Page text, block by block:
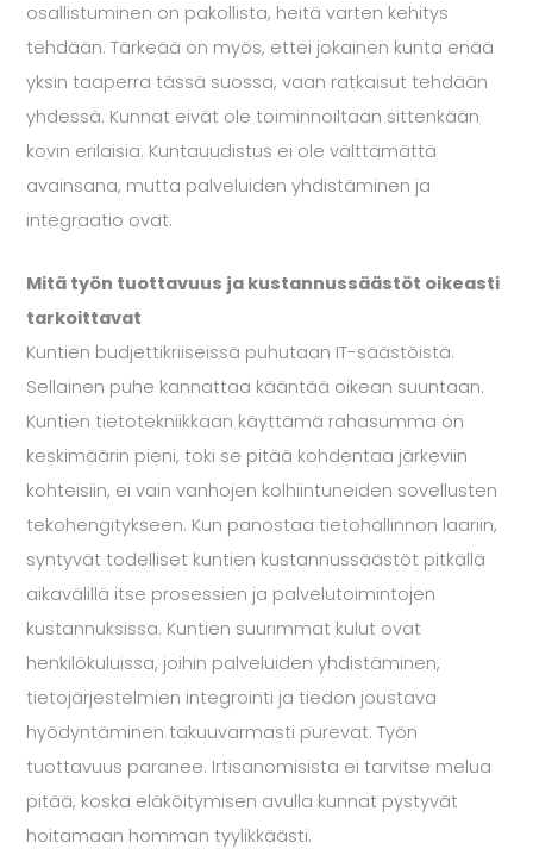
osallistuminen on pakollista, heitä varten kehitys
tehdään. Tärkeää on myös, ettei jokainen kunta enää
yksin taaperra tässä suossa, vaan ratkaisut tehdään
yhdessä. Kunnat eivät ole toiminnoiltaan sittenkään
kovin erilaisia. Kuntauudistus ei ole välttämättä
avainsana, mutta palveluiden yhdistäminen ja
integraatio ovat.
Mitä työn tuottavuus ja kustannussäästöt oikeasti
tarkoittavat
Kuntien budjettikriiseissä puhutaan IT-säästöistä.
Sellainen puhe kannattaa kääntää oikean suuntaan.
Kuntien tietotekniikkaan käyttämä rahasumma on
keskimäärin pieni, toki se pitää kohdentaa järkeviin
kohteisiin, ei vain vanhojen kolhiintuneiden sovellusten
tekohengitykseen. Kun panostaa tietohallinnon laariin,
syntyvät todelliset kuntien kustannussäästöt pitkällä
aikavälillä itse prosessien ja palvelutoimintojen
kustannuksissa. Kuntien suurimmat kulut ovat
henkilökuluissa, joihin palveluiden yhdistäminen,
tietojärjestelmien integrointi ja tiedon joustava
hyödyntäminen takuuvarmasti purevat. Työn
tuottavuus paranee. Irtisanomisista ei tarvitse melua
pitää, koska eläköitymisen avulla kunnat pystyvät
hoitamaan homman tyylikkäästi.